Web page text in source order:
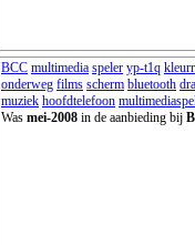
BCC multimedia speler yp-t1q
onderweg films scherm bluetooth
muziek hoofdtelefoon
Was mei-2008 in de aanbieding bij